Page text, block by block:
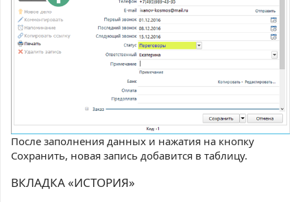
После заполнения данных и нажатия на кнопку
Сохранить, новая запись добавится в таблицу.
ВКЛАДКА «ИСТОРИЯ»